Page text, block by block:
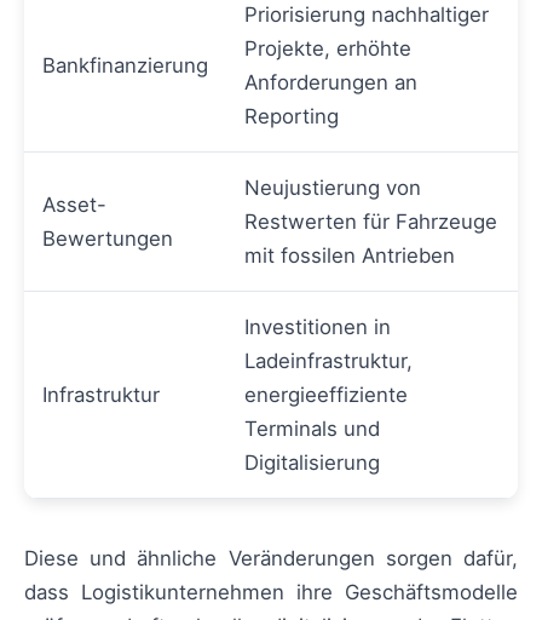
Bankfinanzierung
Priorisierung nachhaltiger
Projekte, erhöhte
Anforderungen an
Reporting
Asset-
Bewertungen
Neujustierung von
Restwerten für Fahrzeuge
mit fossilen Antrieben
Infrastruktur
Investitionen in
Ladeinfrastruktur,
energieeffiziente
Terminals und
Digitalisierung
Diese und ähnliche Veränderungen sorgen dafür,
dass Logistikunternehmen ihre Geschäftsmodelle